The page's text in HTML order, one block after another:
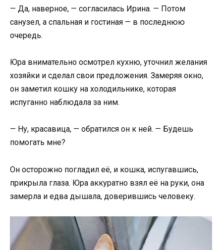
— Да, наверное, — согласилась Ирина. — Потом
санузел, а спальная и гостиная — в последнюю
очередь.
Юра внимательно осмотрел кухню, уточнил желания
хозяйки и сделал свои предложения. Замеряя окно,
он заметил кошку на холодильнике, которая
испуганно наблюдала за ним.
— Ну, красавица, — обратился он к ней. — Будешь
помогать мне?
Он осторожно погладил её, и кошка, испугавшись,
прикрыла глаза. Юра аккуратно взял её на руки, она
замерла и едва дышала, доверившись человеку.